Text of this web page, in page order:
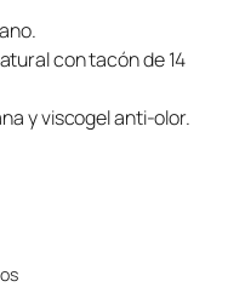
con tacón de 14
y viscogel anti-olor.